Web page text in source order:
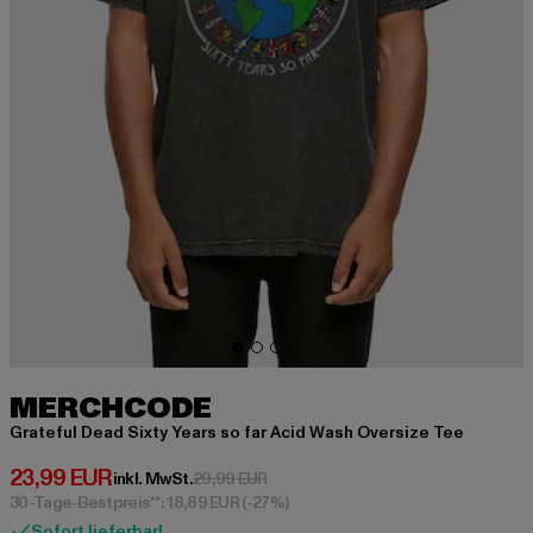
MERCHCODE
Grateful Dead Sixty Years so far Acid Wash Oversize Tee
23,99 EUR
Derzeitiger Preis: 23,99 EUR
inkl. MwSt.29,99 EURAktionspreis: 29,99 EUR
30-Tage-Bestpreis**: 18,89 EUR(-27%)